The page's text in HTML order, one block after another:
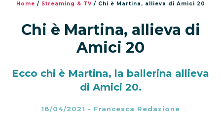
Home / Streaming & TV/ Chi è Martina, allieva di Amici 20
Chi è Martina, allieva di
Amici 20
Ecco chi è Martina, la ballerina allieva
di Amici 20.
18/04/2021 - Francesca Redazione